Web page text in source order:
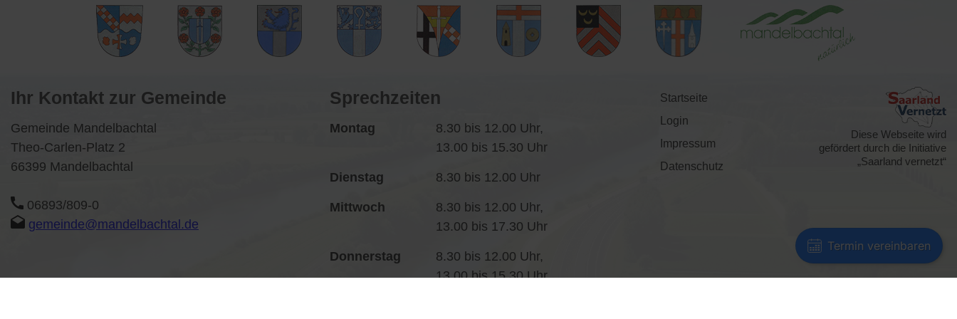
Ihr Kontakt zur Gemeinde
Gemeinde Mandelbachtal
Theo-Carlen-Platz 2
66399 Mandelbachtal
06893/809-0
gemeinde@mandelbachtal.de
Sprechzeiten
Montag
8.30 bis 12.00 Uhr,
13.00 bis 15.30 Uhr
Dienstag 8.30 bis 12.00 Uhr
Mittwoch
8.30 bis 12.00 Uhr,
13.00 bis 17.30 Uhr
Donnerstag
8.30 bis 12.00 Uhr,
13.00 bis 15.30 Uhr
Startseite
Login
Impressum
Datenschutz
Diese Webseite wird
gefördert durch die Initiative
„Saarland vernetzt“
Termin vereinbaren